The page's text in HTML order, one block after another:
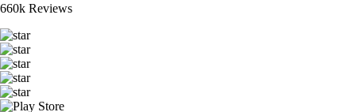
660k Reviews